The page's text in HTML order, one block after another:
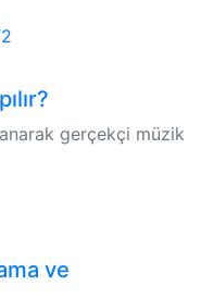
gerçekçi müzik
ve